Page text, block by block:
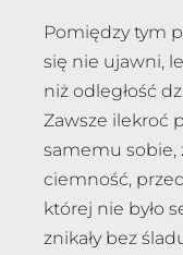
Pomiędzy tym
się nie ujawni,
niż odległość
Zawsze ilekroć
samemu sobie,
ciemność,
której nie było
znikały bez